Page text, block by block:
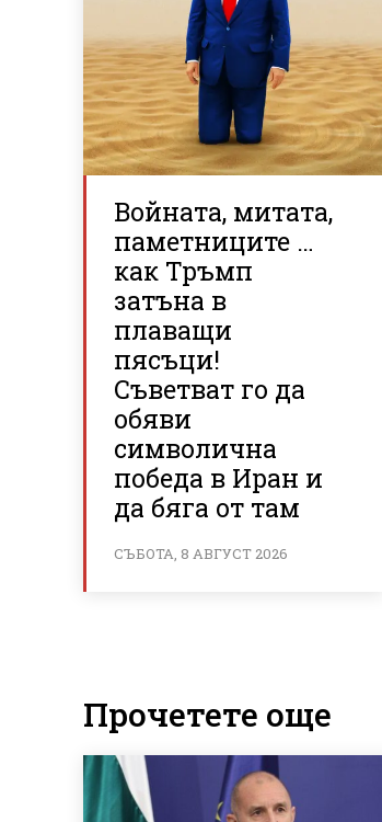
Войната, митата,
паметниците …
как Тръмп
затъна в
плаващи
пясъци!
Съветват го да
обяви
символична
победа в Иран и
да бяга от там
СЪБОТА, 8 АВГУСТ 2026
Прочетете още